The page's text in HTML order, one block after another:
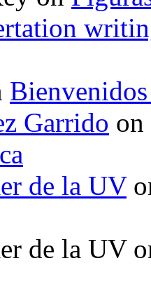
Garrido on
de la UV
de la UV